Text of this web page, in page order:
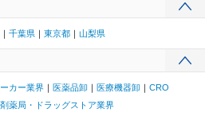
千葉県 東京都 山梨県
カー業界 医薬品卸 医療機器卸
CRO
薬局・ドラッグストア業界